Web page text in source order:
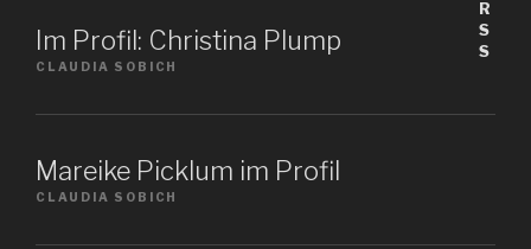
Im Profil: Christina Plump
CLAUDIA SOBICH
Mareike Picklum im Profil
CLAUDIA SOBICH